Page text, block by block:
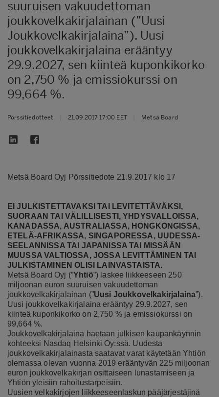
suuruisen vakuudettoman
joukkovelkakirjalainan (”Uusi
Joukkovelkakirjalaina”). Uusi
joukkovelkakirjalaina erääntyy
29.9.2027, sen kiinteä kuponkikorko
on 2,750 % ja emissiokurssi on
99,664 %.
Pörssitiedotteet 21.09.2017 17:00 EET Metsä Board
Metsä Board Oyj Pörssitiedote 21.9.2017 klo 17
EI JULKISTETTAVAKSI TAI LEVITETTÄVÄKSI,
SUORAAN TAI VÄLILLISESTI,YHDYSVALLOISSA,
KANADASSA, AUSTRALIASSA, HONGKONGISSA,
ETELÄ-AFRIKASSA, SINGAPORESSA, UUDESSA-
SEELANNISSA TAI JAPANISSA TAI MISSÄÄN
MUUSSA VALTIOSSA, JOSSA LEVITTÄMINEN TAI
JULKISTAMINEN OLISI LAINVASTAISTA.
Metsä Board Oyj (”Yhtiö”) laskee liikkeeseen 250
miljoonan euron suuruisen vakuudettoman
joukkovelkakirjalainan (”Uusi Joukkovelkakirjalaina”).
Uusi joukkovelkakirjalaina erääntyy 29.9.2027, sen
kiinteä kuponkikorko on 2,750 % ja emissiokurssi on
99,664 %.
Joukkovelkakirjalaina haetaan julkisen kaupankäynnin
kohteeksi Nasdaq Helsinki Oy:ssä. Uudesta
joukkovelkakirjalainasta saatavat varat käytetään Yhtiön
olemassa olevan vuonna 2019 erääntyvän 225 miljoonan
euron joukkovelkakirjan osittaiseen lunastamiseen ja
Yhtiön yleisiin rahoitustarpeisiin.
Uusien velkakirjojen liikkeeseenlaskun pääjärjestäjinä